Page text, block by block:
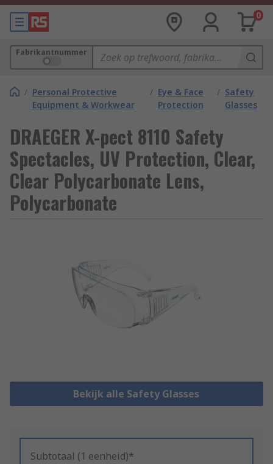
0
Fabrikantnummer
/ Personal Protective
Equipment & Workwear
/ Eye & Face
Protection
/ Safety
Glasses
DRAEGER X-pect 8110 Safety
Spectacles, UV Protection, Clear,
Clear Polycarbonate Lens,
Polycarbonate
Bekijk alle Safety Glasses
Subtotaal (1 eenheid)*